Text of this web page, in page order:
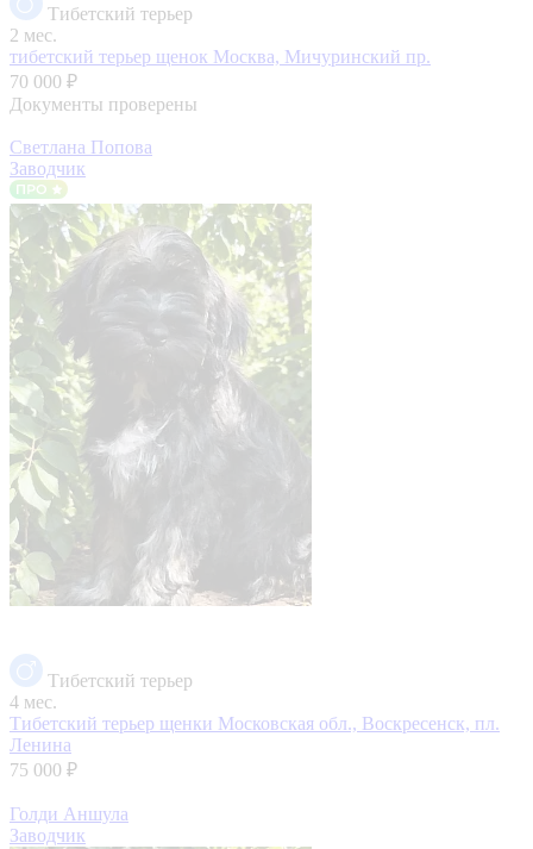
Тибетский терьер
2 мес.
тибетский терьер щенок Москва, Мичуринский пр.
70 000 ₽
Документы проверены
Светлана Попова
Заводчик
Тибетский терьер
4 мес.
Тибетский терьер щенки Московская обл., Воскресенск, пл.
Ленина
75 000 ₽
Голди Аншула
Заводчик